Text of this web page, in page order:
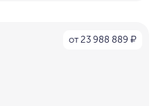
от 23 988 889 ₽